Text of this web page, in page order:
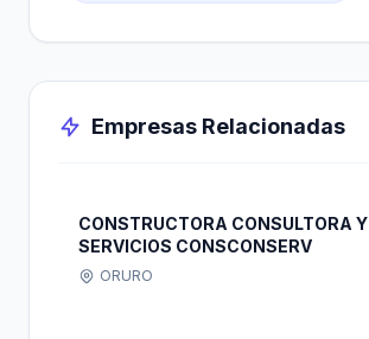
Empresas Relacionadas
CONSTRUCTORA CONSULTORA Y
SERVICIOS CONSCONSERV
ORURO